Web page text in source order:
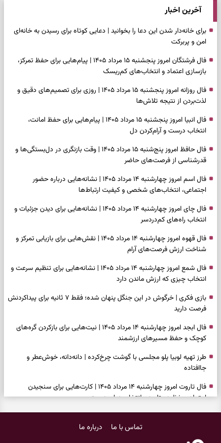
آخرین اخبار
برای خانه‌دار شدن این دعا را بخوانید | دعایی کوتاه برای رسیدن به خانه‌ای
امن و پربرکت
فال فرشتگان امروز پنجشنبه ۱۵ مرداد ۱۴۰۵ | پیام‌هایی برای حفظ تمرکز،
بازسازی اعتماد و انتخاب‌های کم‌ریسک
فال روزانه امروز پنجشنبه ۱۵ مرداد ۱۴۰۵ | روزی برای تصمیم‌های دقیق و
لذت‌بردن از نتیجه تلاش‌ها
فال انبیا امروز پنجشنبه ۱۵ مرداد ۱۴۰۵ | پیام‌هایی برای حفظ امانت،
انتخاب درست و آرام‌کردن دل
فال حافظ امروز پنج‌شنبه ۱۵ مرداد ۱۴۰۵ | وقت بازنگری در دل‌بستگی‌ها و
قدرشناسی از فرصت‌های حاضر
فال اسم امروز چهارشنبه ۱۴ مرداد ۱۴۰۵ | نشانه‌هایی درباره حضور
اجتماعی، انتخاب‌های شخصی و کیفیت ارتباط‌ها
فال چای امروز چهارشنبه ۱۴ مرداد ۱۴۰۵ | نشانه‌هایی برای دیدن جزئیات و
انتخاب راه‌های کم‌دردسر
فال قهوه امروز چهارشنبه ۱۴ مرداد ۱۴۰۵ | نقش‌هایی برای بازیابی تمرکز و
شناخت ارزش فرصت‌های آرام
فال شمع امروز چهارشنبه ۱۴ مرداد ۱۴۰۵ | نشانه‌هایی برای تنظیم سرعت و
انتخاب چیزی که ارزش ماندن دارد
بازی فکری | خرگوش در این جنگل پنهان شده؛ فقط ۷ ثانیه برای پیداکردنش
فرصت دارید
فال ابجد امروز چهارشنبه ۱۴ مرداد ۱۴۰۵ | نیت‌هایی برای بازکردن گره‌های
کوچک و حفظ مسیرهای ارزشمند
طرز تهیه لوبیا پلو مجلسی با گوشت چرخ‌کرده | دانه‌دانه، خوش‌عطر و
جاافتاده
فال تاروت امروز چهارشنبه ۱۴ مرداد ۱۴۰۵ | کارت‌هایی برای سنجیدن
اعتماد، حفظ دستاورد و انتخاب زمان درست
هوش غالب شما را نشان می‌دهد
تماس با ما درباره ما